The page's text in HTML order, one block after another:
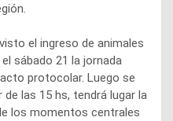
el ingreso de animales
sábado 21 la jornada
protocolar. Luego se
las 15 hs, tendrá lugar la
los momentos centrales